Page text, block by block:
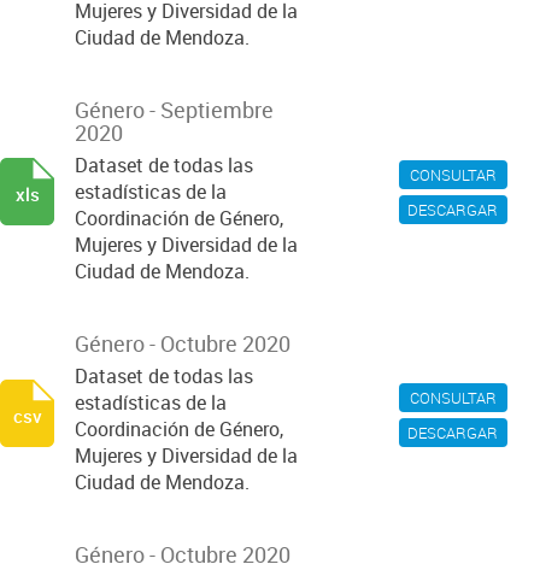
Mujeres y Diversidad de la
Ciudad de Mendoza.
CONSULTAR
DESCARGAR
Género - Septiembre
2020
Dataset de todas las
estadísticas de la
Coordinación de Género,
Mujeres y Diversidad de la
Ciudad de Mendoza.
xls
CONSULTAR
DESCARGAR
Género - Octubre 2020
Dataset de todas las
estadísticas de la
Coordinación de Género,
Mujeres y Diversidad de la
Ciudad de Mendoza.
csv
Género - Octubre 2020